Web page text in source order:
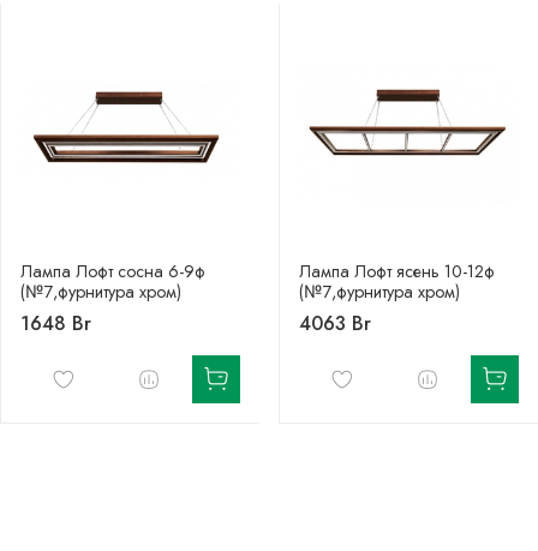
Лампа Лофт сосна 6-9ф
(№7,фурнитура хром)
1648 Br
Лампа Лофт ясень 10-12ф
(№7,фурнитура хром)
4063 Br